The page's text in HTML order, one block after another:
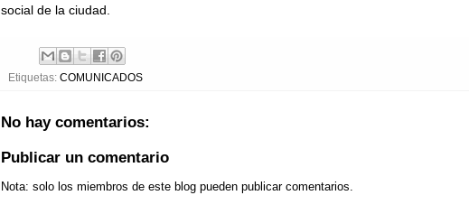
social de la ciudad.
Etiquetas: COMUNICADOS
No hay comentarios:
Publicar un comentario
Nota: solo los miembros de este blog pueden publicar comentarios.